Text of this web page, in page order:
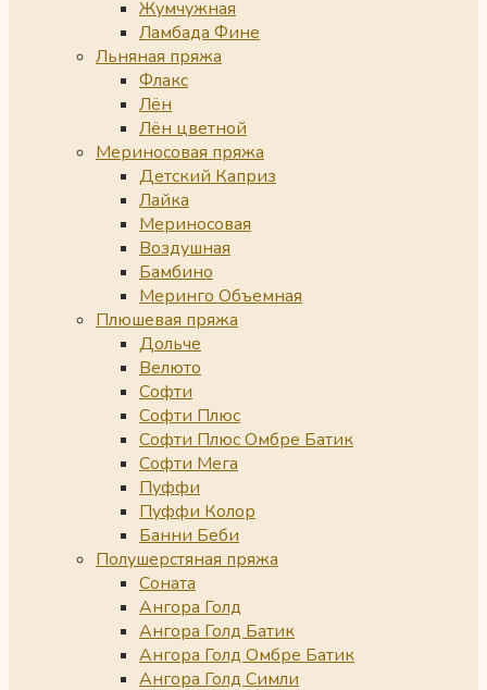
Жумчужная
Ламбада Фине
Льняная пряжа
Флакс
Лён
Лён цветной
Мериносовая пряжа
Детский Каприз
Лайка
Мериносовая
Воздушная
Бамбино
Меринго Объемная
Плюшевая пряжа
Дольче
Велюто
Софти
Софти Плюс
Софти Плюс Омбре Батик
Софти Мега
Пуффи
Пуффи Колор
Банни Беби
Полушерстяная пряжа
Соната
Ангора Голд
Ангора Голд Батик
Ангора Голд Омбре Батик
Ангора Голд Симли